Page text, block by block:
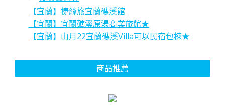
【宜蘭】捷絲旅宜蘭礁溪館
【宜蘭】宜蘭礁溪原湯商業旅館★
【宜蘭】山月22宜蘭礁溪Villa可以民宿包棟★
商品推薦